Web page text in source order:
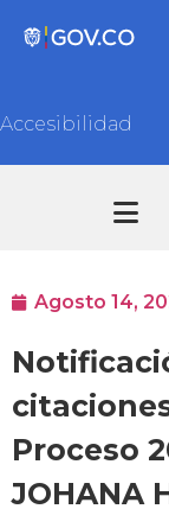
Accesibilidad
Agosto 14,
Proceso
JOHANA